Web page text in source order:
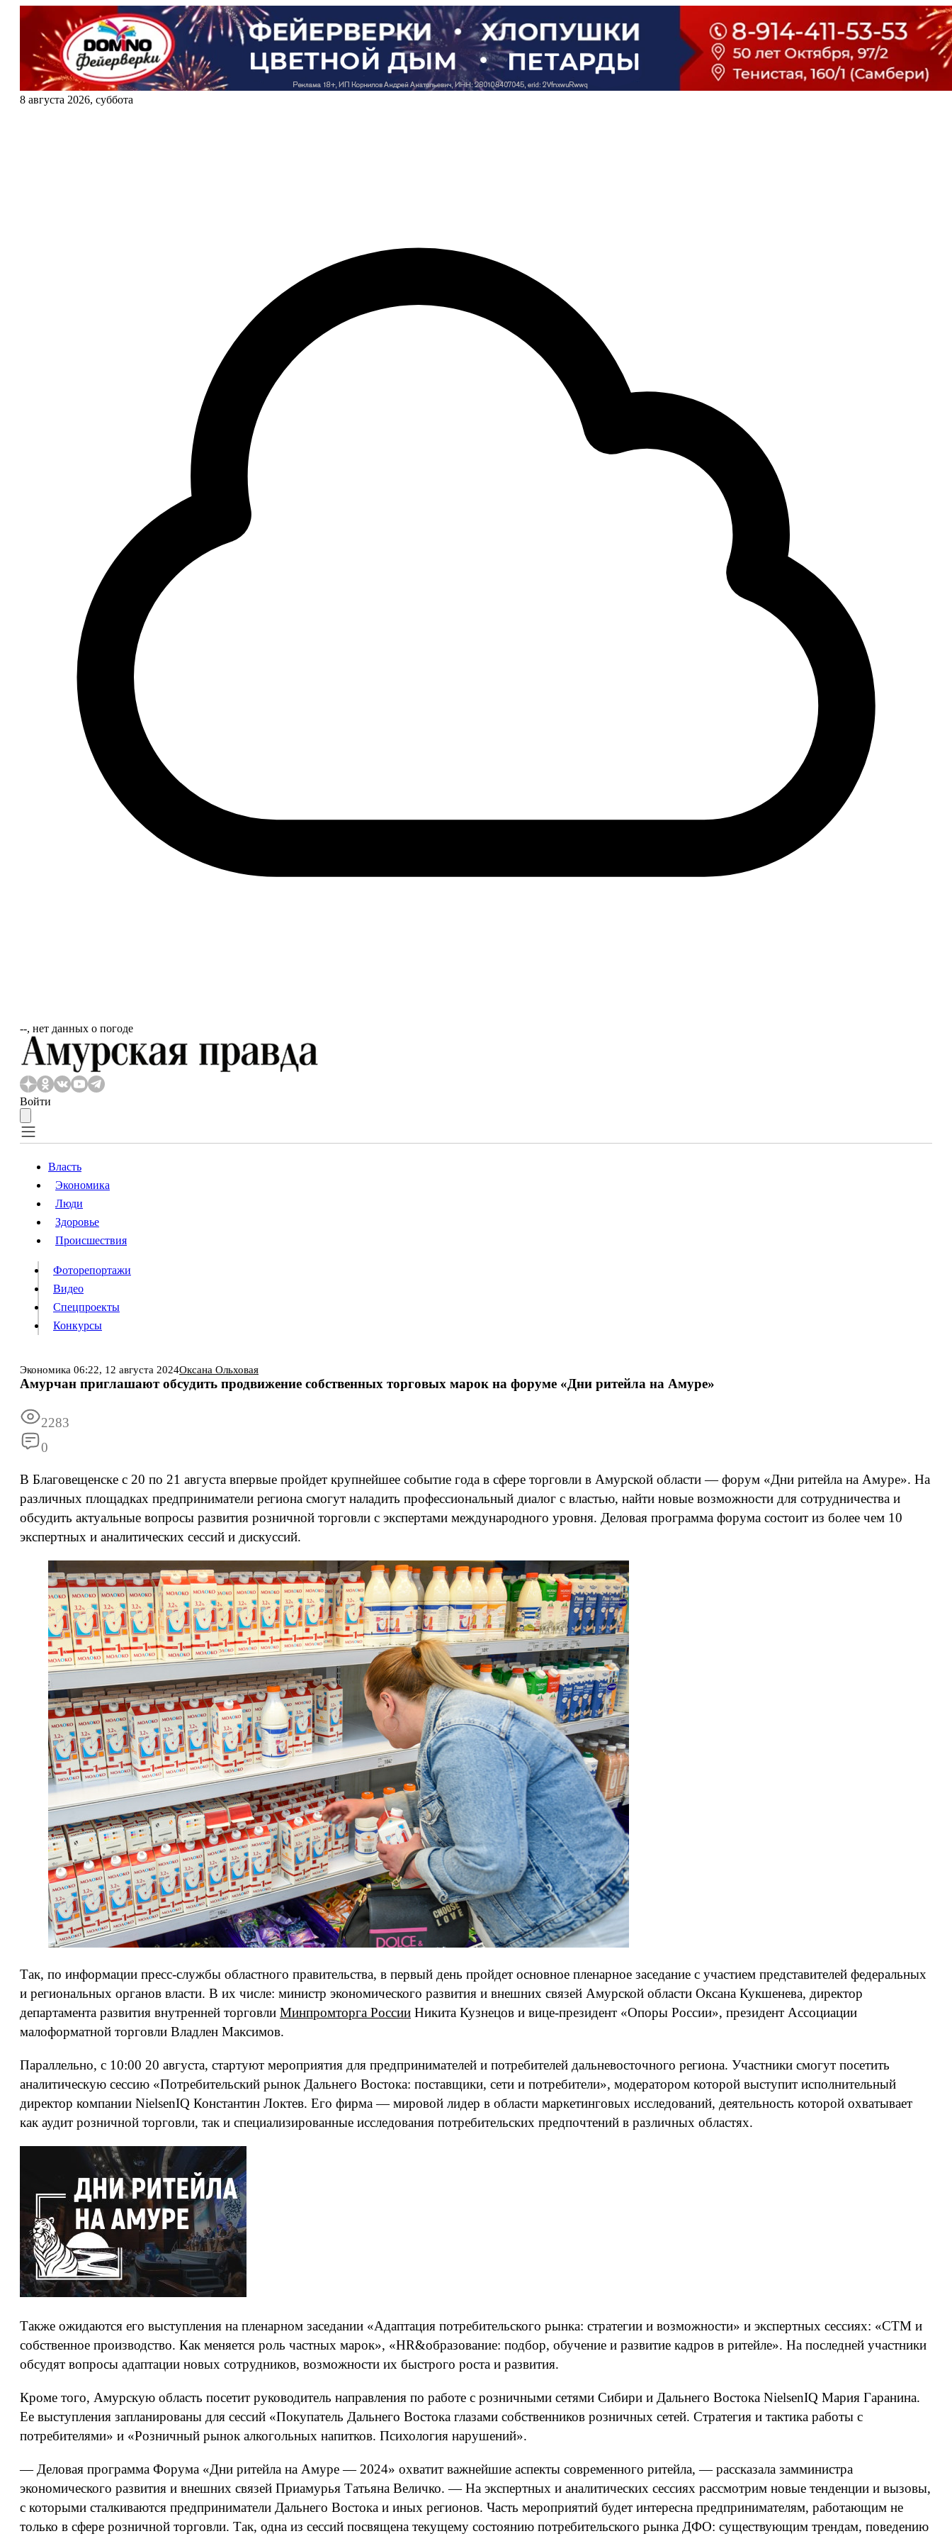
8 августа 2026, суббота
‐‐, нет данных о погоде
Войти
Власть
Происшествия
Видео
Конкурсы
Информация
Власть
Экономика
Люди
Здоровье
Происшествия
Фоторепортажи
Видео
Спецпроекты
Конкурсы
Экономика 06:22, 12 августа 2024Оксана Ольховая
Амурчан приглашают обсудить продвижение собственных торговых марок на форуме «Дни ритейла на Амуре»
2283
0
В Благовещенске с 20 по 21 августа впервые пройдет крупнейшее событие года в сфере торговли в Амурской области — форум «Дни ритейла на Амуре». На
различных площадках предприниматели региона смогут наладить профессиональный диалог с властью, найти новые возможности для сотрудничества и
обсудить актуальные вопросы развития розничной торговли с экспертами международного уровня. Деловая программа форума состоит из более чем 10
экспертных и аналитических сессий и дискуссий.
Так, по информации пресс-службы областного правительства, в первый день пройдет основное пленарное заседание с участием представителей федеральных
и региональных органов власти. В их числе: министр экономического развития и внешних связей Амурской области Оксана Кукшенева, директор
департамента развития внутренней торговли Минпромторга России Никита Кузнецов и вице-президент «Опоры России», президент Ассоциации
малоформатной торговли Владлен Максимов.
Параллельно, с 10:00 20 августа, стартуют мероприятия для предпринимателей и потребителей дальневосточного региона. Участники смогут посетить
аналитическую сессию «Потребительский рынок Дальнего Востока: поставщики, сети и потребители», модератором которой выступит исполнительный
директор компании NielsenIQ Константин Локтев. Его фирма — мировой лидер в области маркетинговых исследований, деятельность которой охватывает
как аудит розничной торговли, так и специализированные исследования потребительских предпочтений в различных областях.
Также ожидаются его выступления на пленарном заседании «Адаптация потребительского рынка: стратегии и возможности» и экспертных сессиях: «СТМ и
собственное производство. Как меняется роль частных марок», «HR&образование: подбор, обучение и развитие кадров в ритейле». На последней участники
обсудят вопросы адаптации новых сотрудников, возможности их быстрого роста и развития.
Кроме того, Амурскую область посетит руководитель направления по работе с розничными сетями Сибири и Дальнего Востока NielsenIQ Мария Гаранина.
Ее выступления запланированы для сессий «Покупатель Дальнего Востока глазами собственников розничных сетей. Стратегия и тактика работы с
потребителями» и «Розничный рынок алкогольных напитков. Психология нарушений».
— Деловая программа Форума «Дни ритейла на Амуре — 2024» охватит важнейшие аспекты современного ритейла, — рассказала замминистра
экономического развития и внешних связей Приамурья Татьяна Величко. — На экспертных и аналитических сессиях рассмотрим новые тенденции и вызовы,
с которыми сталкиваются предприниматели Дальнего Востока и иных регионов. Часть мероприятий будет интересна предпринимателям, работающим не
только в сфере розничной торговли. Так, одна из сессий посвящена текущему состоянию потребительского рынка ДФО: существующим трендам, поведению